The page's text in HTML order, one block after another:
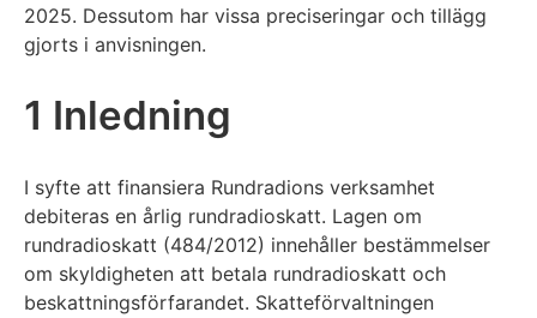
2025. Dessutom har vissa preciseringar och tillägg
gjorts i anvisningen.
1 Inledning
I syfte att finansiera Rundradions verksamhet
debiteras en årlig rundradioskatt. Lagen om
rundradioskatt (484/2012) innehåller bestämmelser
om skyldigheten att betala rundradioskatt och
beskattningsförfarandet. Skatteförvaltningen